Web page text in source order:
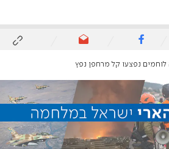
לוחמים נפצעו קל מרחפן נפץ